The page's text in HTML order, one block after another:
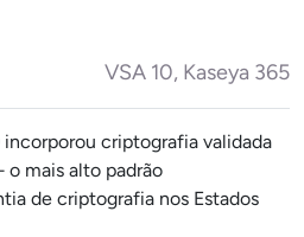
VSA 10, Kaseya 365
incorporou criptografia validada
mais alto padrão
de criptografia nos Estados